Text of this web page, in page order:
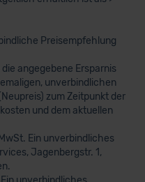
Preisempfehlung
angegebene Ersparnis
unverbindlichen
zum Zeitpunkt der
und dem aktuellen
Ein unverbindliches
Jagenbergstr. 1,